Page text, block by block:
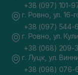
+38 (097) 101-
г. Ровно, ул. 16-
+38 (097) 544-
г. Ровно, ул.
+38 (068) 209-
г. Луцк, ул.
+38 (098) 076-